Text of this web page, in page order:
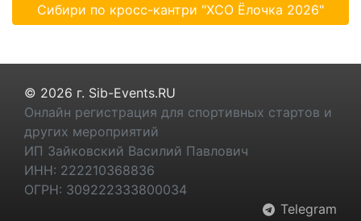
Сибири по кросс-кантри "XCO Ёлочка 2026"
© 2026 г. Sib-Events.RU
Онлайн регистрация для спортивных стартов и
других мероприятий
ИП Зайковский Василий Павлович
ИНН: 222210368836
ОГРН: 309222333800034
Telegram